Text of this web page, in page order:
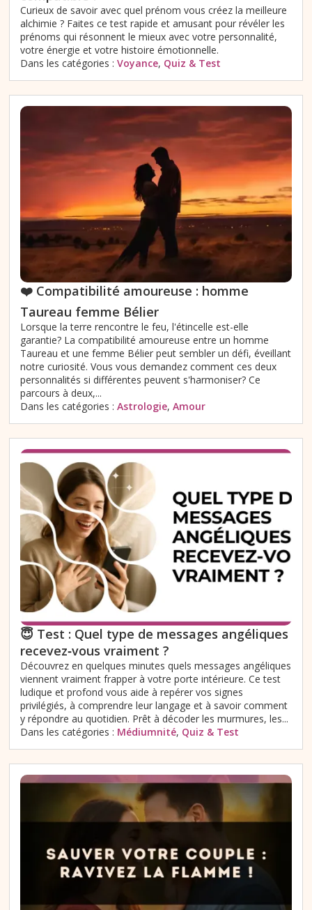
Curieux de savoir avec quel prénom vous créez la meilleure
alchimie ? Faites ce test rapide et amusant pour révéler les
prénoms qui résonnent le mieux avec votre personnalité,
votre énergie et votre histoire émotionnelle.
Dans les catégories : Voyance, Quiz & Test
❤️ Compatibilité amoureuse : homme
Taureau femme Bélier
Lorsque la terre rencontre le feu, l'étincelle est-elle
garantie? La compatibilité amoureuse entre un homme
Taureau et une femme Bélier peut sembler un défi, éveillant
notre curiosité. Vous vous demandez comment ces deux
personnalités si différentes peuvent s'harmoniser? Ce
parcours à deux,...
Dans les catégories : Astrologie, Amour
😇 Test : Quel type de messages angéliques
recevez‑vous vraiment ?
Découvrez en quelques minutes quels messages angéliques
viennent vraiment frapper à votre porte intérieure. Ce test
ludique et profond vous aide à repérer vos signes
privilégiés, à comprendre leur langage et à savoir comment
y répondre au quotidien. Prêt à décoder les murmures, les...
Dans les catégories : Médiumnité, Quiz & Test